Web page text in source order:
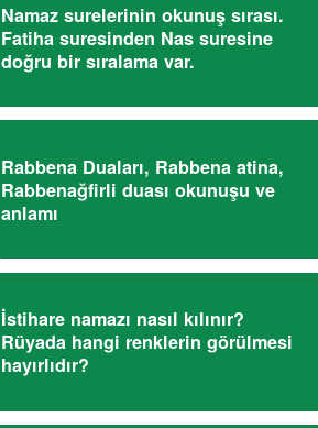
Namaz surelerinin okunuş sırası.
Fatiha suresinden Nas suresine
doğru bir sıralama var.
Rabbena Duaları, Rabbena atina,
Rabbenağfirli duası okunuşu ve
anlamı
İstihare namazı nasıl kılınır?
Rüyada hangi renklerin görülmesi
hayırlıdır?